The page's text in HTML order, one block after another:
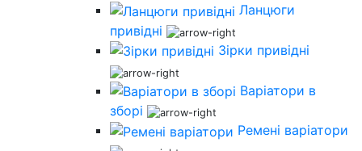
Ланцюги
привідні
Зірки привідні
Варіатори в
зборі
Ремені варіатори